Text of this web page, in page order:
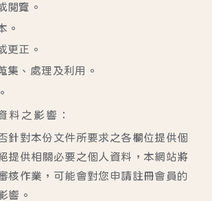
閱覽。
。
更正。
集、處理及利用。
料之影響：
針對本份文件所要求之各欄位提供個
提供相關必要之個人資料，本網站將
核作業，可能會對您申請註冊會員的
響。